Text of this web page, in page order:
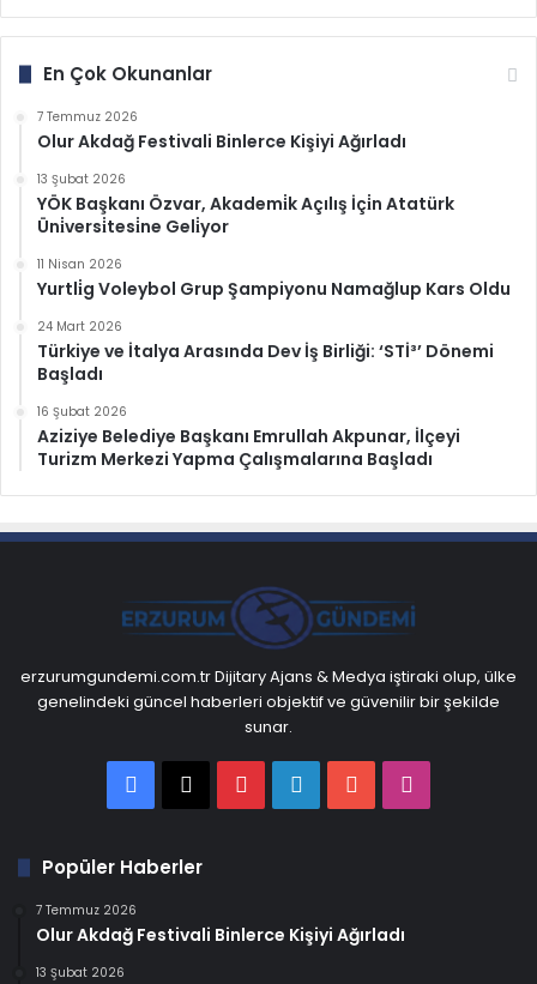
En Çok Okunanlar
7 Temmuz 2026
Olur Akdağ Festivali Binlerce Kişiyi Ağırladı
13 Şubat 2026
YÖK Başkanı Özvar, Akademi̇k Açılış İçi̇n Atatürk
Üni̇versi̇tesi̇ne Geli̇yor
11 Nisan 2026
Yurtli̇g Voleybol Grup Şampiyonu Namağlup Kars Oldu
24 Mart 2026
Türkiye ve İtalya Arasında Dev İş Birliği: ‘STİ³’ Dönemi
Başladı
16 Şubat 2026
Aziziye Belediye Başkanı Emrullah Akpunar, İlçeyi
Turizm Merkezi Yapma Çalışmalarına Başladı
erzurumgundemi.com.tr Dijitary Ajans & Medya iştiraki olup, ülke
genelindeki güncel haberleri objektif ve güvenilir bir şekilde
sunar.
Facebook
X PinterestLinkedInYouTube
Popüler Haberler
7 Temmuz 2026
Olur Akdağ Festivali Binlerce Kişiyi Ağırladı
13 Şubat 2026